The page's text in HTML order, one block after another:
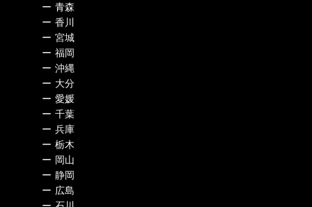
ー 青森
ー 香川
ー 宮城
ー 福岡
ー 沖縄
ー 大分
ー 愛媛
ー 千葉
ー 兵庫
ー 栃木
ー 岡山
ー 静岡
ー 広島